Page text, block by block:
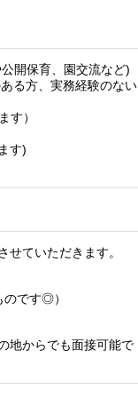
開保育、園交流など)
る方、実務経験のない
す）
す)
せていただきます。
です◎）
地からでも面接可能で